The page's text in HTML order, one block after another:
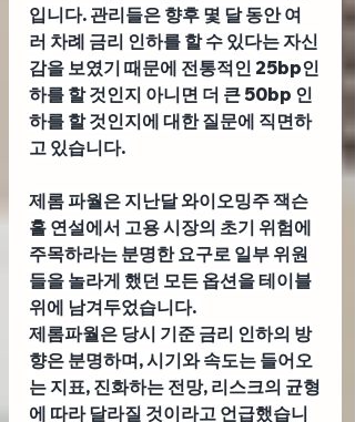
입니다. 관리들은 향후 몇 달 동안 여
러 차례 금리 인하를 할 수 있다는 자신
감을 보였기 때문에 전통적인 25bp인
하를 할 것인지 아니면 더 큰 50bp 인
하를 할 것인지에 대한 질문에 직면하
고 있습니다.
제롬 파월은 지난달 와이오밍주 잭슨
홀 연설에서 고용 시장의 초기 위험에
주목하라는 분명한 요구로 일부 위원
들을 놀라게 했던 모든 옵션을 테이블
위에 남겨두었습니다.
제롬파월은 당시 기준 금리 인하의 방
향은 분명하며, 시기와 속도는 들어오
는 지표, 진화하는 전망, 리스크의 균형
에 따라 달라질 것이라고 언급했습니